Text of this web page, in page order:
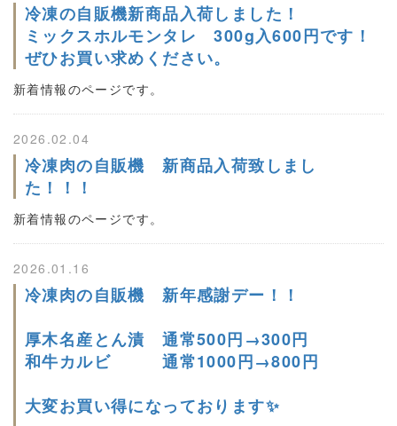
冷凍の自販機新商品入荷しました！
ミックスホルモンタレ 300g入600円です！
ぜひお買い求めください。
新着情報のページです。
2026.02.04
冷凍肉の自販機 新商品入荷致しまし
た！！！
新着情報のページです。
2026.01.16
冷凍肉の自販機 新年感謝デー！！
厚木名産とん漬 通常500円→300円
和牛カルビ 通常1000円→800円
大変お買い得になっております✨